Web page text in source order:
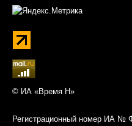
© ИА «Время Н»
Регистрационный номер ИА №